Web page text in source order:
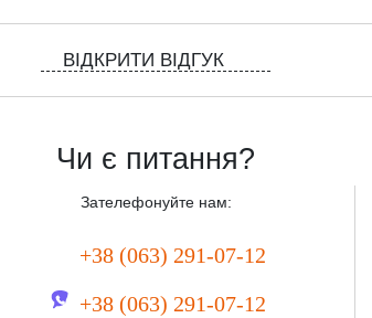
ВІДКРИТИ ВІДГУК
Чи є питання?
Зателефонуйте нам:
+38 (063) 291-07-12
+38 (063) 291-07-12